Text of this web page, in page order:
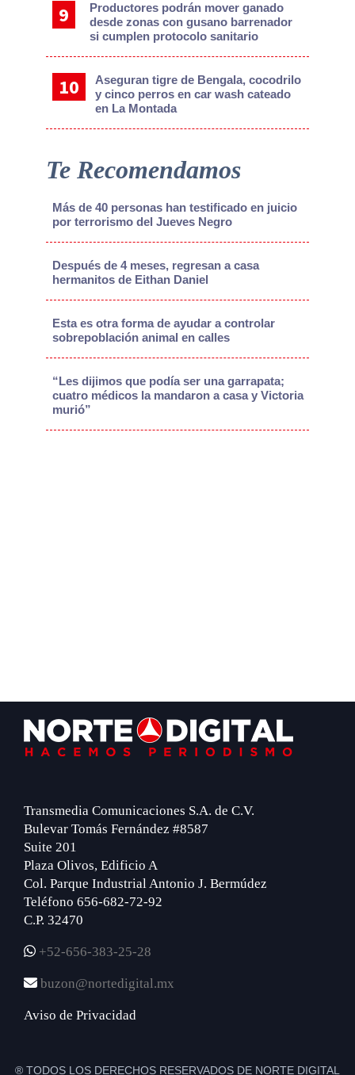
Productores podrán mover ganado
desde zonas con gusano barrenador
si cumplen protocolo sanitario
Aseguran tigre de Bengala, cocodrilo
y cinco perros en car wash cateado
en La Montada
Te Recomendamos
Más de 40 personas han testificado en juicio
por terrorismo del Jueves Negro
Después de 4 meses, regresan a casa
hermanitos de Eithan Daniel
Esta es otra forma de ayudar a controlar
sobrepoblación animal en calles
“Les dijimos que podía ser una garrapata;
cuatro médicos la mandaron a casa y Victoria
murió”
Footer
Transmedia Comunicaciones S.A. de C.V.
Bulevar Tomás Fernández #8587
Suite 201
Plaza Olivos, Edificio A
Col. Parque Industrial Antonio J. Bermúdez
Teléfono 656-682-72-92
C.P. 32470
+52-656-383-25-28
buzon@nortedigital.mx
Aviso de Privacidad
® TODOS LOS DERECHOS RESERVADOS DE NORTE DIGITAL